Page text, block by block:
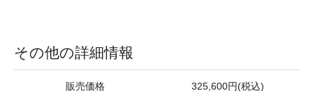
その他の詳細情報
販売価格 325,600円(税込)